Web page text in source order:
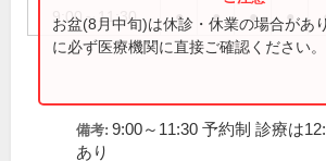
9:00～11:30 ● ● ● ● ●
お盆(8月中旬)は休診・休業の場合があ
に必ず医療機関に直接ご確認ください。
備考: 9:00～11:30 予約制 診療は
あり